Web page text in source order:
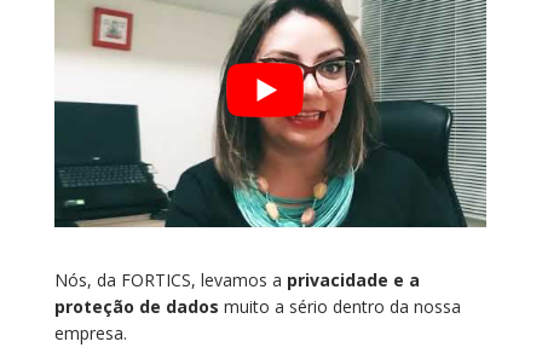
Nós, da FORTICS, levamos a privacidade e a
proteção de dados muito a sério dentro da nossa
empresa.